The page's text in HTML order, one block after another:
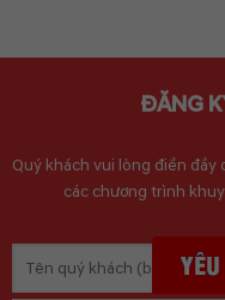
ĐĂNG
Quý khách vui lòng điền
các chương trình